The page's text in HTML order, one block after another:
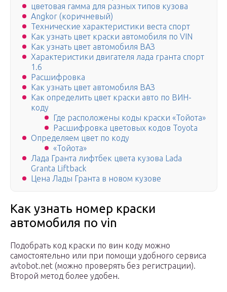
цветовая гамма для разных типов кузова
Angkor (коричневый)
Технические характеристики веста спорт
Как узнать цвет краски автомобиля по VIN
Как узнать цвет автомобиля ВАЗ
Характеристики двигателя лада гранта спорт
1.6
Расшифровка
Как узнать цвет автомобиля ВАЗ
Как определить цвет краски авто по ВИН-
коду
Где расположены коды краски «Тойота»
Расшифровка цветовых кодов Toyota
Определяем цвет по коду
«Тойота»
Лада Гранта лифтбек цвета кузова Lada
Granta Liftback
Цена Лады Гранта в новом кузове
Как узнать номер краски
автомобиля по vin
Подобрать код краски по вин коду можно
самостоятельно или при помощи удобного сервиса
avtobot.net (можно проверять без регистрации).
Второй метод более удобен.